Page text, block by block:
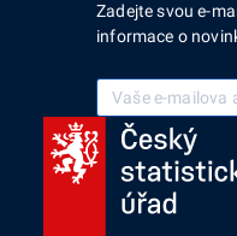
Zadejte svou e-
informace o
Vaše e-mailová